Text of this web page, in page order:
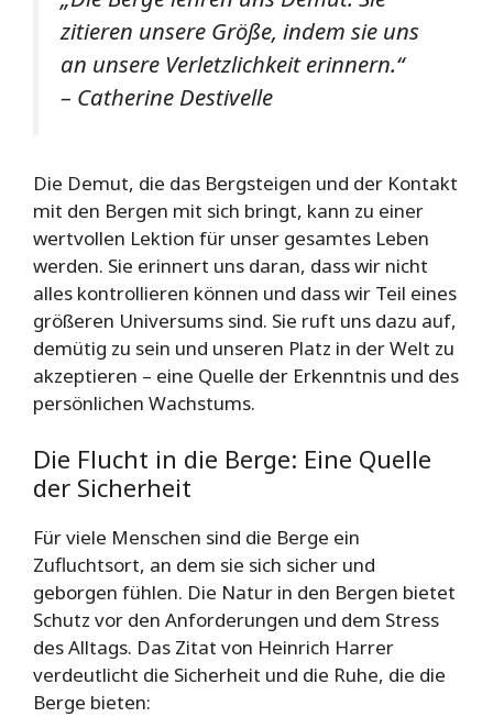
zitieren unsere Größe, indem sie uns
an unsere Verletzlichkeit erinnern.“
– Catherine Destivelle
Die Demut, die das Bergsteigen und der Kontakt
mit den Bergen mit sich bringt, kann zu einer
wertvollen Lektion für unser gesamtes Leben
werden. Sie erinnert uns daran, dass wir nicht
alles kontrollieren können und dass wir Teil eines
größeren Universums sind. Sie ruft uns dazu auf,
demütig zu sein und unseren Platz in der Welt zu
akzeptieren – eine Quelle der Erkenntnis und des
persönlichen Wachstums.
Die Flucht in die Berge: Eine Quelle
der Sicherheit
Für viele Menschen sind die Berge ein
Zufluchtsort, an dem sie sich sicher und
geborgen fühlen. Die Natur in den Bergen bietet
Schutz vor den Anforderungen und dem Stress
des Alltags. Das Zitat von Heinrich Harrer
verdeutlicht die Sicherheit und die Ruhe, die die
Berge bieten: